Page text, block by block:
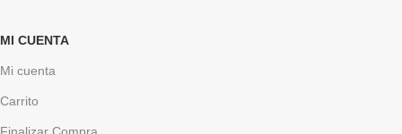
MI CUENTA
Mi cuenta
Carrito
Finalizar Compra